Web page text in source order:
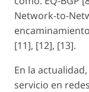
Network-to-
[11], [12], [13].
En la
servicio en